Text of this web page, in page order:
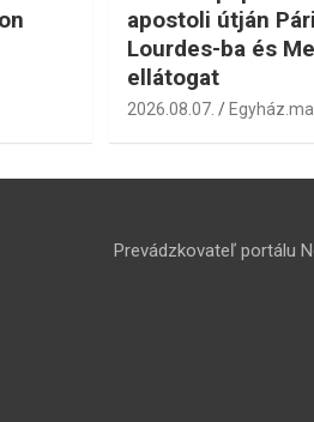
apostoli útján
Lourdes-ba és
ellátogat
2026.08.07. Egyház.ma
Prevádzkovateľ portálu